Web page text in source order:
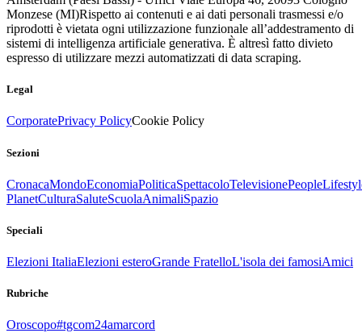
Monzese (MI)Rispetto ai contenuti e ai dati personali trasmessi e/o
riprodotti è vietata ogni utilizzazione funzionale all’addestramento di
sistemi di intelligenza artificiale generativa. È altresì fatto divieto
espresso di utilizzare mezzi automatizzati di data scraping.
Legal
CorporatePrivacy PolicyCookie Policy
Sezioni
CronacaMondoEconomiaPoliticaSpettacoloTelevisionePeople
PlanetCulturaSaluteScuolaAnimaliSpazio
Speciali
Elezioni ItaliaElezioni esteroGrande FratelloL'isola dei famosiAmici
Rubriche
Oroscopo#tgcom24amarcord